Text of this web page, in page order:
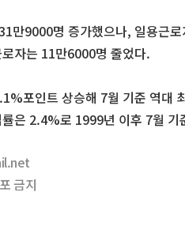
만9000명 증가했으나, 일용근
자는 11만6000명 줄었다.
포인트 상승해 7월 기준 역대
은 2.4%로 1999년 이후 7월 기
금지